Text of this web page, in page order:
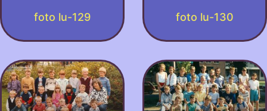
foto lu-129 foto lu-130